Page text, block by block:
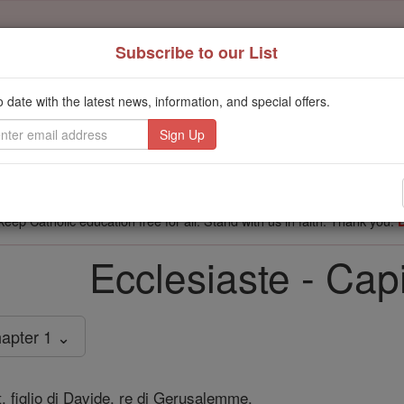
scroll past this
readers, Catholic Online wasde-platformed by Shopify for
Catholic Online School, Prayer Candles, and Catholic Online
. Our
this mission. But fewer than 2% of readers donate. If everyone gave
Catholic education free for all. Stand with us in faith. Thank you.
Ecclesiaste -
1 ⌄
figlio di Davide, re di Gerusalemme.
Subscribe to our List
date with the latest news, information, and special offers.